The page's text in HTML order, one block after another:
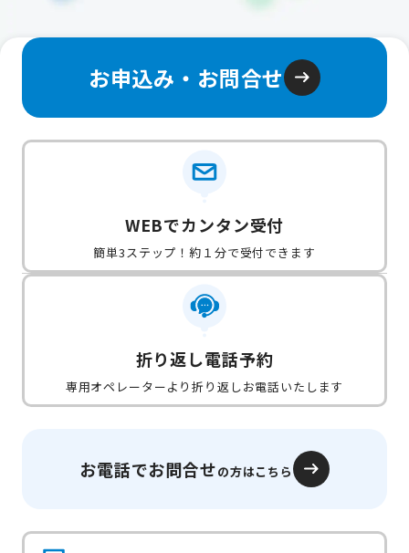
お申込み・お問合せ
WEBでカンタン受付
簡単3ステップ！約１分で受付できます
折り返し電話予約
専用オペレーターより折り返しお電話いたします
お電話でお問合せの方はこちら